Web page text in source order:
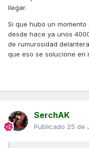
llegar.
Si que hubo un
desde hace ya unos
de rumurosidad
que eso se solucione en
SerchAK
Publicado 25 de